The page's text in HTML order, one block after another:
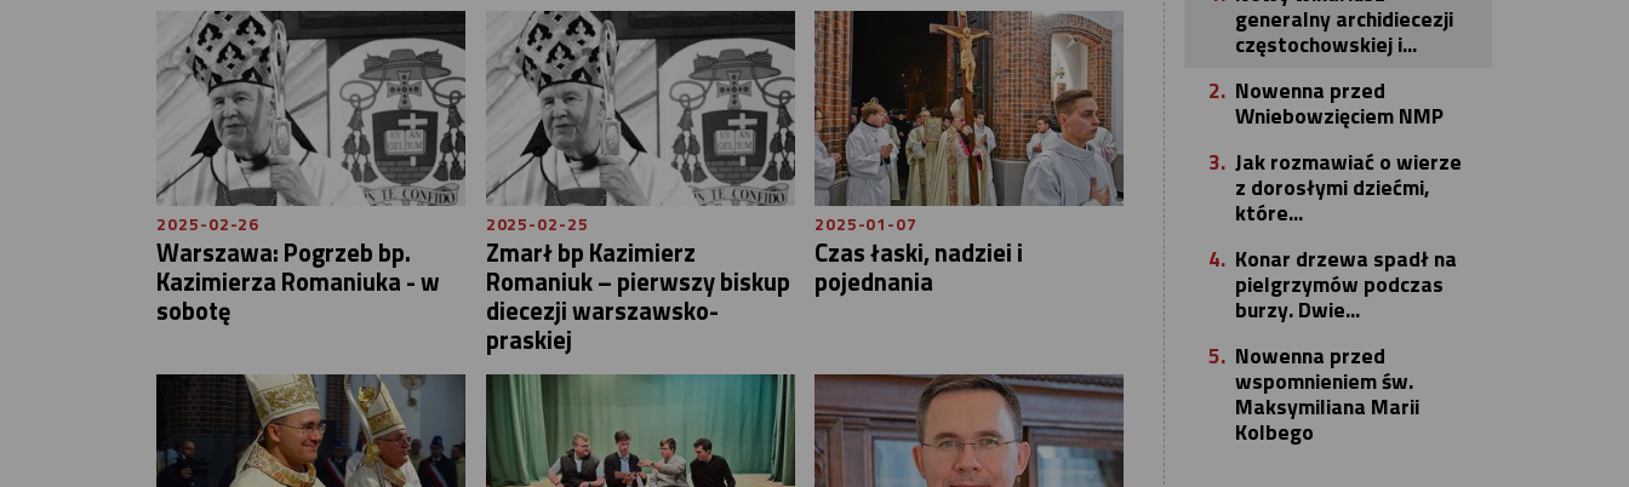
2025-02-26
Warszawa: Pogrzeb bp.
Kazimierza Romaniuka - w
sobotę
2025-02-25
Zmarł bp Kazimierz
Romaniuk – pierwszy biskup
diecezji warszawsko-
praskiej
2025-01-07
Czas łaski, nadziei i
pojednania
generalny archidiecezji
częstochowskiej i...
2. Nowenna przed
Wniebowzięciem NMP
3. Jak rozmawiać o wierze
z dorosłymi dziećmi,
które...
4. Konar drzewa spadł na
pielgrzymów podczas
burzy. Dwie...
5. Nowenna przed
wspomnieniem św.
Maksymiliana Marii
Kolbego